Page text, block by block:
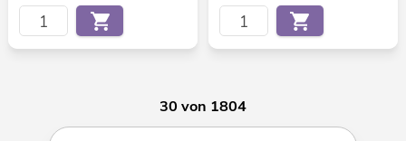
30 von 1804